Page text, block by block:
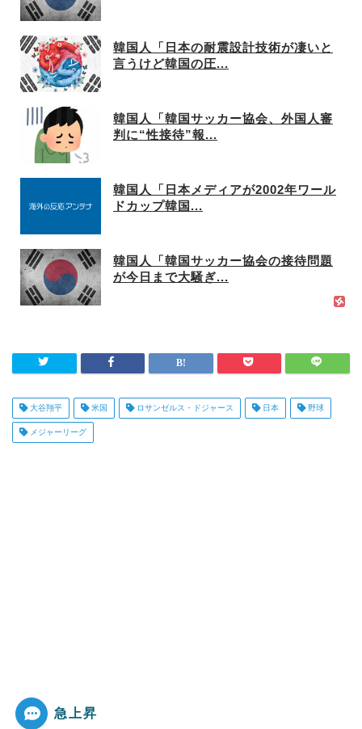
韓国人「日本の耐震設計技術が凄いと
言うけど韓国の圧...
韓国人「韓国サッカー協会、外国人審
判に“性接待”報...
韓国人「日本メディアが2002年ワール
ドカップ韓国...
韓国人「韓国サッカー協会の接待問題
が今日まで大騒ぎ...
大谷翔平 米国 ロサンゼルス・ドジャース 日本 野球
メジャーリーグ
急上昇